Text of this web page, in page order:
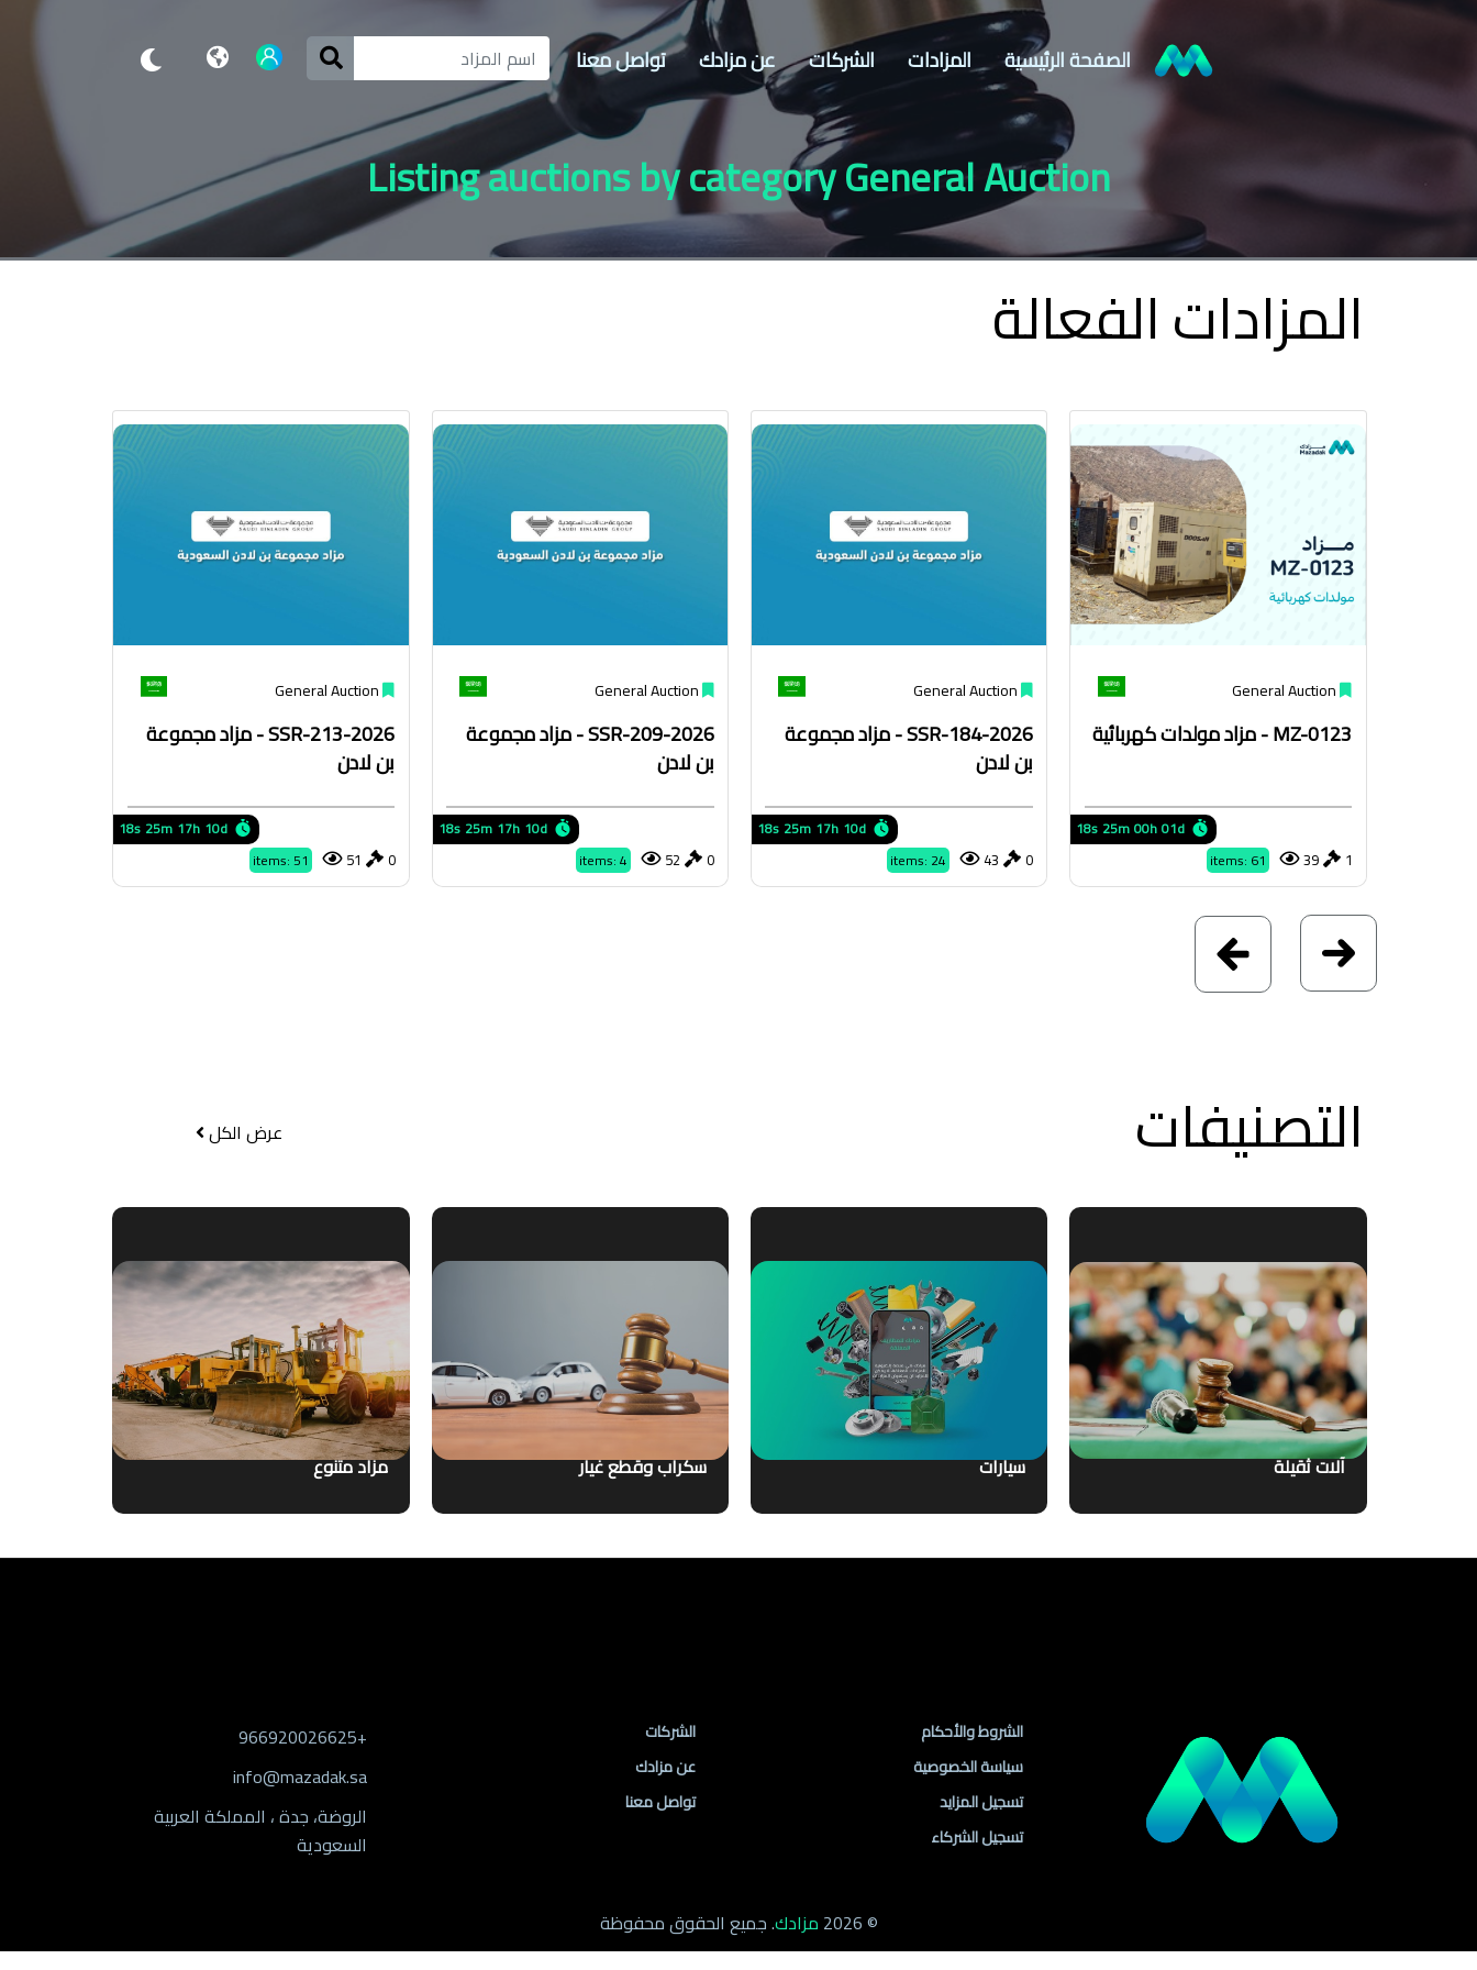
الصفحة الرئيسية المزادات الشركات عن مزادك تواصل معنا
Listing auctions by category General Auction
المزادات الفعالة
General Auction
MZ-0123 - مزاد مولدات كهربائية
01d
00h
25m
17s
1
39
items: 61
General Auction
SSR-184-2026 - مزاد مجموعة
بن لادن
10d
17h
25m
17s
0
43
items: 24
General Auction
SSR-209-2026 - مزاد مجموعة
بن لادن
10d
17h
25m
17s
0
52
items: 4
General Auction
SSR-213-2026 - مزاد مجموعة
بن لادن
10d
17h
25m
17s
0
51
items: 51
التصنيفات عرض الكل
مزاد متنوع سكراب وقطع غيار سيارات آلات ثقيلة
الشروط والأحكام
سياسة الخصوصية
تسجيل المزايد
تسجيل الشركاء
الشركات
عن مزادك
تواصل معنا
+966920026625
info@mazadak.sa
الروضة، جدة ، المملكة العربية
السعودية
© 2026 مزادك. جميع الحقوق محفوظة